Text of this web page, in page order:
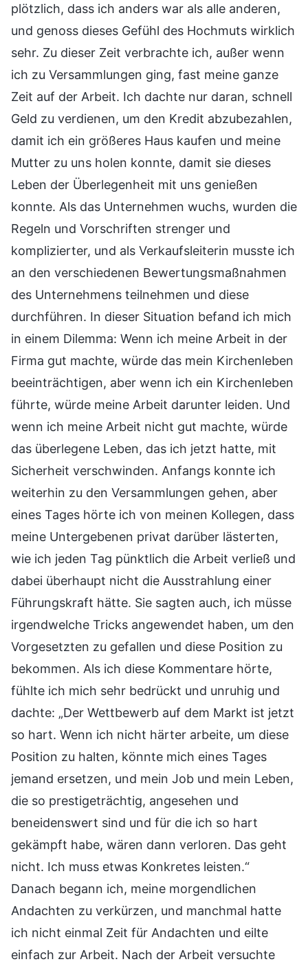
plötzlich, dass ich anders war als alle anderen,
und genoss dieses Gefühl des Hochmuts wirklich
sehr. Zu dieser Zeit verbrachte ich, außer wenn
ich zu Versammlungen ging, fast meine ganze
Zeit auf der Arbeit. Ich dachte nur daran, schnell
Geld zu verdienen, um den Kredit abzubezahlen,
damit ich ein größeres Haus kaufen und meine
Mutter zu uns holen konnte, damit sie dieses
Leben der Überlegenheit mit uns genießen
konnte. Als das Unternehmen wuchs, wurden die
Regeln und Vorschriften strenger und
komplizierter, und als Verkaufsleiterin musste ich
an den verschiedenen Bewertungsmaßnahmen
des Unternehmens teilnehmen und diese
durchführen. In dieser Situation befand ich mich
in einem Dilemma: Wenn ich meine Arbeit in der
Firma gut machte, würde das mein Kirchenleben
beeinträchtigen, aber wenn ich ein Kirchenleben
führte, würde meine Arbeit darunter leiden. Und
wenn ich meine Arbeit nicht gut machte, würde
das überlegene Leben, das ich jetzt hatte, mit
Sicherheit verschwinden. Anfangs konnte ich
weiterhin zu den Versammlungen gehen, aber
eines Tages hörte ich von meinen Kollegen, dass
meine Untergebenen privat darüber lästerten,
wie ich jeden Tag pünktlich die Arbeit verließ und
dabei überhaupt nicht die Ausstrahlung einer
Führungskraft hätte. Sie sagten auch, ich müsse
irgendwelche Tricks angewendet haben, um den
Vorgesetzten zu gefallen und diese Position zu
bekommen. Als ich diese Kommentare hörte,
fühlte ich mich sehr bedrückt und unruhig und
dachte: „Der Wettbewerb auf dem Markt ist jetzt
so hart. Wenn ich nicht härter arbeite, um diese
Position zu halten, könnte mich eines Tages
jemand ersetzen, und mein Job und mein Leben,
die so prestigeträchtig, angesehen und
beneidenswert sind und für die ich so hart
gekämpft habe, wären dann verloren. Das geht
nicht. Ich muss etwas Konkretes leisten.“
Danach begann ich, meine morgendlichen
Andachten zu verkürzen, und manchmal hatte
ich nicht einmal Zeit für Andachten und eilte
einfach zur Arbeit. Nach der Arbeit versuchte